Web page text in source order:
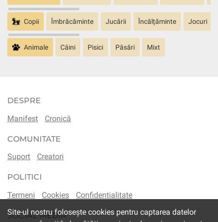
Copii Îmbrăcăminte Jucării Încălțăminte Jocuri
Animale Câini Pisici Păsări Mixt
DESPRE
Manifest
Cronică
COMUNITATE
Suport
Creatori
POLITICI
Termeni
Cookies Confidentialitate
SOCIAL MEDIA
Site-ul nostru folosește cookies pentru captarea datelor